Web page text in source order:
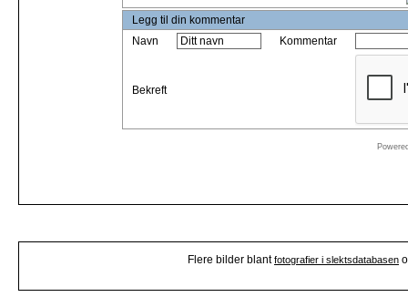
Legg til din kommentar
Navn
Kommentar
Bekreft
Flere bilder blantfotografier i slektsdatabasen